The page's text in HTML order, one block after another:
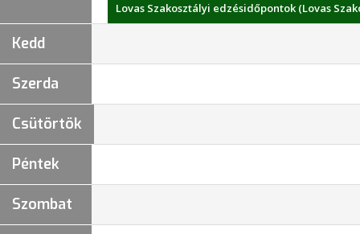
Lovas Szakosztályi edzésidőpontok (Lovas
Kedd
Szerda
Csütörtök
Péntek
Szombat